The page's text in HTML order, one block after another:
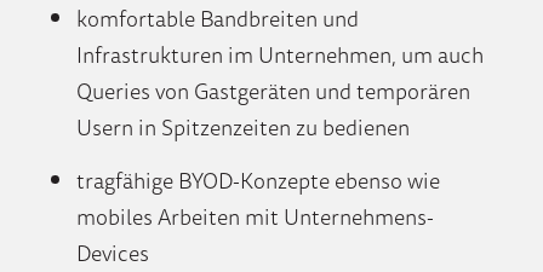
komfortable Bandbreiten und
Infrastrukturen im Unternehmen, um auch
Queries von Gastgeräten und temporären
Usern in Spitzenzeiten zu bedienen
tragfähige BYOD-Konzepte ebenso wie
mobiles Arbeiten mit Unternehmens-
Devices